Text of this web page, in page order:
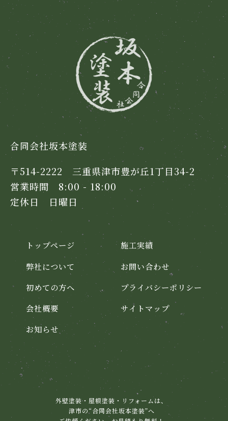
合同会社坂本塗装
〒514-2222 三重県津市豊が丘1丁目34-2
営業時間 8:00 - 18:00
定休日 日曜日
トップページ
弊社について
初めての方へ
会社概要
お知らせ
施工実績
お問い合わせ
プライバシーポリシー
サイトマップ
外壁塗装・屋根塗装・リフォームは、
津市の“合同会社坂本塗装”へ